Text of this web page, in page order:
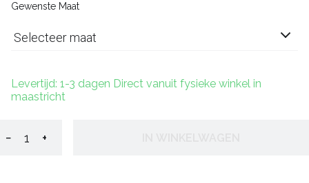
Gewenste Maat
Selecteer maat
Levertijd: 1-3 dagen Direct vanuit fysieke winkel in
maastricht
− +